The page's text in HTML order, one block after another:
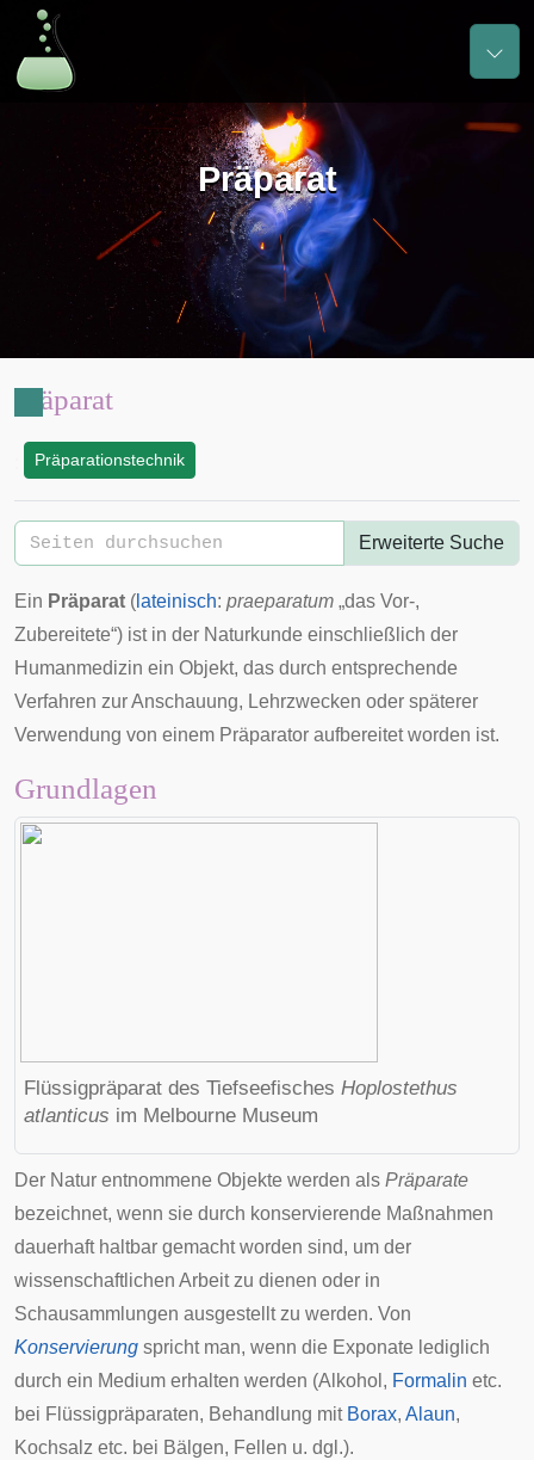
Präparat
Präparat
Präparationstechnik
Erweiterte Suche
Ein Präparat ( lateinisch: praeparatum „das Vor-,
Zubereitete“) ist in der Naturkunde einschließlich der
Humanmedizin ein Objekt, das durch entsprechende
Verfahren zur Anschauung, Lehrzwecken oder späterer
Verwendung von einem Präparator aufbereitet worden ist.
Grundlagen
Flüssigpräparat des Tiefseefisches Hoplostethus
atlanticus im Melbourne Museum
Der Natur entnommene Objekte werden als Präparate
bezeichnet, wenn sie durch konservierende Maßnahmen
dauerhaft haltbar gemacht worden sind, um der
wissenschaftlichen Arbeit zu dienen oder in
Schausammlungen ausgestellt zu werden. Von
Konservierung spricht man, wenn die Exponate lediglich
durch ein Medium erhalten werden (Alkohol, Formalin etc.
bei Flüssigpräparaten, Behandlung mit Borax, Alaun,
Kochsalz etc. bei Bälgen, Fellen u. dgl.).